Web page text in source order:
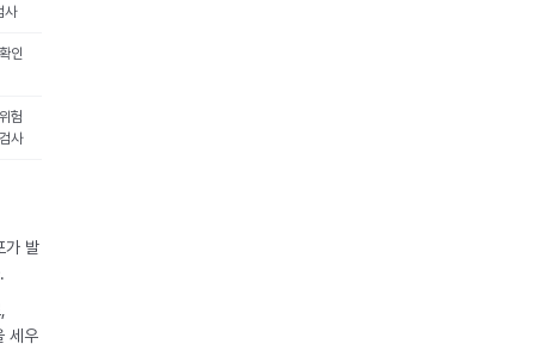
사
인
험
사
가 발
세우